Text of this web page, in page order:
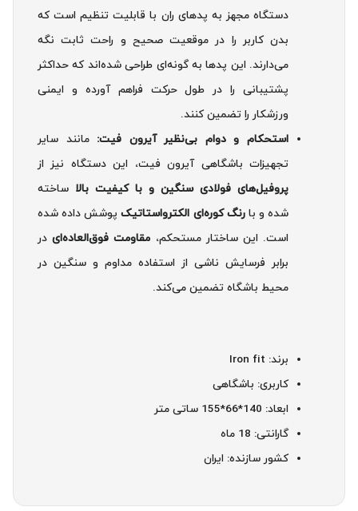
دستگاه مجهز به پدهای ران با قابلیت تنظیم است که
بدن کاربر را در موقعیت صحیح و راحت ثابت نگه
می‌دارند. این پدها به گونه‌ای طراحی شده‌اند که حداکثر
پشتیبانی را در طول حرکت فراهم آورده و ایمنی
ورزشکار را تضمین کنند.
استحکام و دوام بی‌نظیر آیرون فیت: مانند سایر
تجهیزات باشگاهی آیرون فیت، این دستگاه نیز از
پروفیل‌های فولادی سنگین و با کیفیت بالا ساخته
شده و بارنگ کوره‌ای الکترواستاتیکپوشش داده شده
است. این ساختار مستحکم، مقاومت فوق‌العاده‌ایدر
برابر فرسایش ناشی از استفاده مداوم و سنگین در
محیط باشگاه تضمین می‌کند.
برند: Iron fit
کاربری: باشگاهی
ابعاد: 140*66*155 ساتی متر
گارانتی: 18 ماه
کشور سازنده: ایران